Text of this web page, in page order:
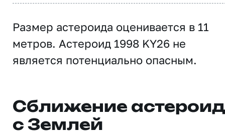
Размер астероида оценивается в 11
метров. Астероид 1998 KY26 не
является потенциально опасным.
Сближение
с Землей